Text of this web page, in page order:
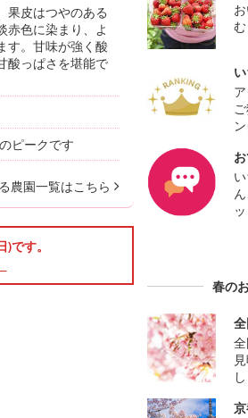
果皮はつやのある
赤色に染まり、よ
す。甘味が強く酸
酸っぱさを堪能で
ピークです
農園一覧はこちら
です。
む
春の